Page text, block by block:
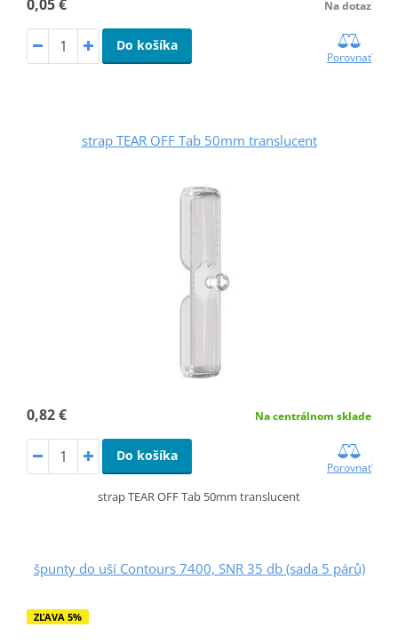
0,05 € Na dotaz
Do košíka
Porovnať
strap TEAR OFF Tab 50mm translucent
0,82 € Na centrálnom sklade
Do košíka
Porovnať
strap TEAR OFF Tab 50mm translucent
špunty do uší Contours 7400, SNR 35 db (sada 5 párů)
ZĽAVA 5%